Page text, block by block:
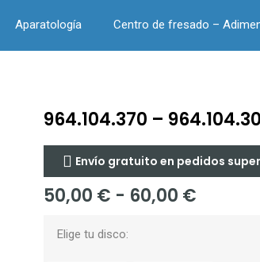
Aparatología Centro de fresado –
964.104.370 –
Envío gratuito en pedidos
50,00 € - 60,00 €
Elige tu disco: